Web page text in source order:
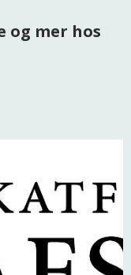
og mer hos